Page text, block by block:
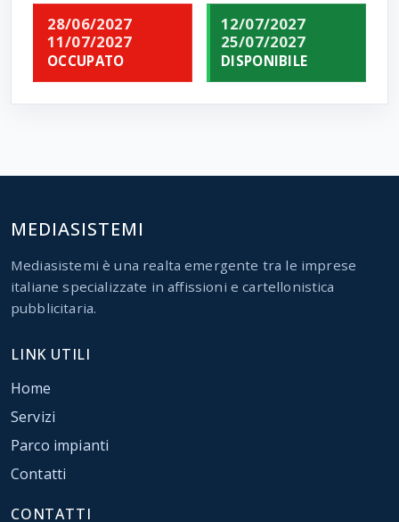
28/06/2027
11/07/2027
OCCUPATO
12/07/2027
25/07/2027
DISPONIBILE
MEDIASISTEMI
Mediasistemi è una realta emergente tra le imprese
italiane specializzate in affissioni e cartellonistica
pubblicitaria.
LINK UTILI
Home
Servizi
Parco impianti
Contatti
CONTATTI